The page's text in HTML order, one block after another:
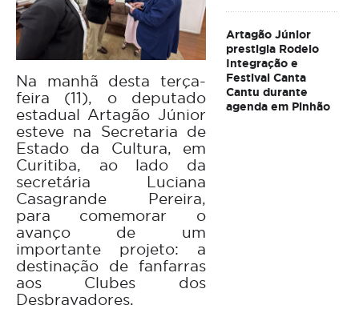
Na manhã desta terça-
feira (11), o deputado
estadual Artagão Júnior
esteve na Secretaria de
Estado da Cultura, em
Curitiba, ao lado da
secretária Luciana
Casagrande Pereira,
para comemorar o
avanço de um
importante projeto: a
destinação de fanfarras
aos Clubes dos
Desbravadores.
Artagão Júnior
prestigia Rodeio
Integração e
Festival Canta
Cantu durante
agenda em Pinhão